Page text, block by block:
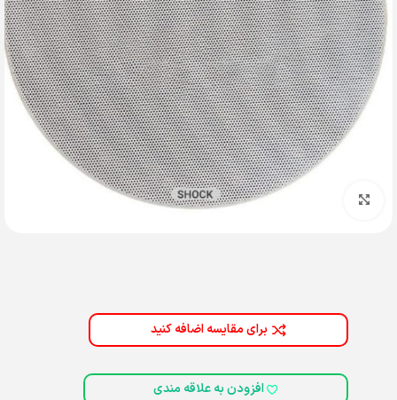
بزرگنمایی تصویر
برای مقایسه اضافه کنید
افزودن به علاقه مندی